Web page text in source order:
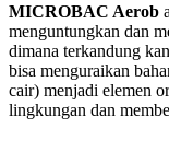
MICROBAC Aerob
menguntungkan dan
dimana terkandung
bisa menguraikan
cair) menjadi elemen
lingkungan dan